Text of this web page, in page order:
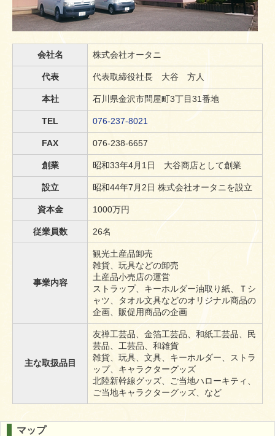
会社名 株式会社オータニ
代表 代表取締役社長 大谷 方人
本社 石川県金沢市問屋町3丁目31番地
TEL 076-237-8021
FAX 076-238-6657
創業 昭和33年4月1日 大谷商店として創業
設立 昭和44年7月2日 株式会社オータニを設立
資本金 1000万円
従業員数 26名
事業内容
観光土産品卸売
雑貨、玩具などの卸売
土産品小売店の運営
ストラップ、キーホルダー油取り紙、Ｔシ
ャツ、タオル文具などのオリジナル商品の
企画、販促用商品の企画
主な取扱品目
友禅工芸品、金箔工芸品、和紙工芸品、民
芸品、工芸品、和雑貨
雑貨、玩具、文具、キーホルダー、ストラ
ップ、キャラクターグッズ
北陸新幹線グッズ、ご当地ハローキティ、
ご当地キャラクターグッズ、など
マップ